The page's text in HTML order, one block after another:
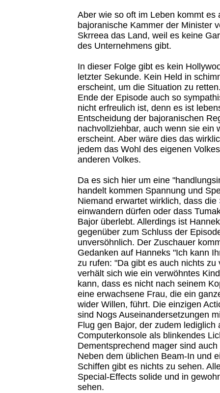
Aber wie so oft im Leben kommt es
bajoranische Kammer der Minister
Skrreea das Land, weil es keine
des Unternehmens gibt.
In dieser Folge gibt es kein
letzter Sekunde. Kein Held in
erscheint, um die Situation zu
Ende der Episode auch so
nicht erfreulich ist, denn es ist
Entscheidung der bajoranischen
nachvollziehbar, auch wenn sie ein
erscheint. Aber wäre dies das
jedem das Wohl des eigenen
anderen Volkes.
Da es sich hier um eine
handelt kommen Spannung und
Niemand erwartet wirklich, dass die
einwandern dürfen oder dass
Bajor überlebt. Allerdings ist
gegenüber zum Schluss der
unversöhnlich. Der Zuschauer
Gedanken auf Hanneks "Ich kann
zu rufen: "Da gibt es auch nichts zu
verhält sich wie ein verwöhntes
kann, dass es nicht nach seinem
eine erwachsene Frau, die ein
wider Willen, führt. Die einzigen
sind Nogs Auseinandersetzungen
Flug gen Bajor, der zudem lediglich
Computerkonsole als blinkendes
Dementsprechend mager sind
Neben dem üblichen Beam-In und
Schiffen gibt es nichts zu sehen.
Special-Effects solide und in
sehen.